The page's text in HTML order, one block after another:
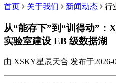
首页 关于我们 新闻动态 行
从“能存下”到“训得动”：
实验室建设 EB 级数据湖
由 XSKY星辰天合 发布于2026-